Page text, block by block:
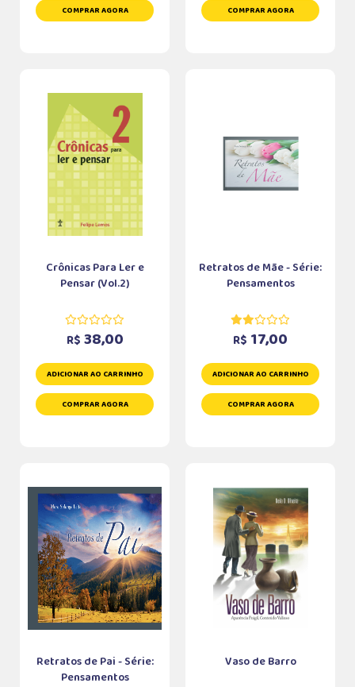
COMPRAR AGORA COMPRAR AGORA
Crônicas Para Ler e
Pensar (Vol.2)
R$ 38,00
ADICIONAR AO CARRINHO
COMPRAR AGORA
Retratos de Mãe - Série:
Pensamentos
R$ 17,00
ADICIONAR AO CARRINHO
COMPRAR AGORA
Retratos de Pai - Série:
Pensamentos
Vaso de Barro